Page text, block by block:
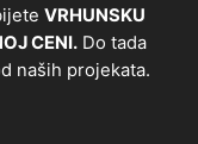
VRHUNSKU
CENI.Do tada
naših projekata.